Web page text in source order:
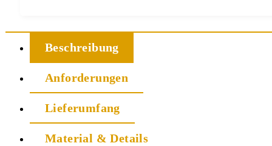
Beschreibung
Anforderungen
Lieferumfang
Material & Details